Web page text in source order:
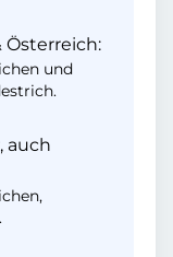
und
auch